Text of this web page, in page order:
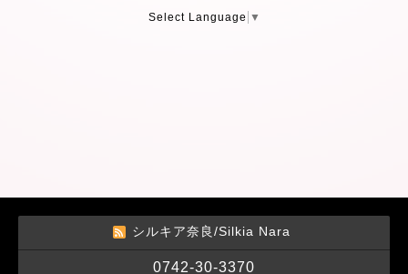
Select Language ▼
シルキア奈良/Silkia Nara
0742-30-3370